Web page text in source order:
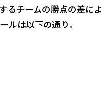
るチームの勝点の差によ
ルは以下の通り。